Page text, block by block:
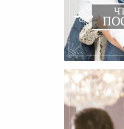
Что Вас